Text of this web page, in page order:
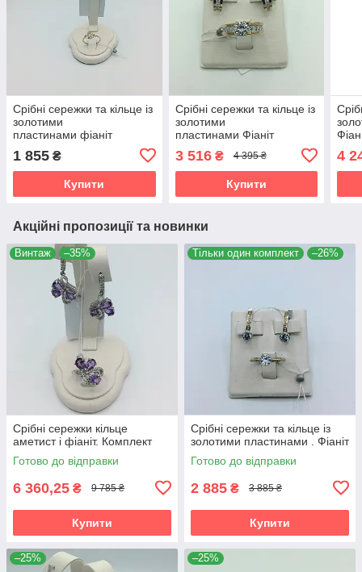
Срібні сережки та кільце із
золотими
пластинами фіаніт
1 855 ₴
Купити
Срібні сережки та кільце із
золотими
пластинами Фіаніт
3 516₴ 4 395 ₴
Купити
4
Акційні пропозиції та новинки
Винтаж –35%
Срібні сережки кільце
аметист і фіаніт. Комплект
Готово до відправки
6 360,25 ₴ 9 785 ₴
Купити
Тільки один комплект –26%
Срібні сережки та кільце із
золотими пластинами . Фіаніт
Готово до відправки
2 885 ₴ 3 885 ₴
Купити
–25% –25%